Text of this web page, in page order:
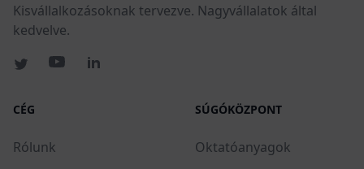
Kisvállalkozásoknak tervezve. Nagyvállalatok által
kedvelve.
CÉG
Rólunk
SÚGÓKÖZPONT
Oktatóanyagok